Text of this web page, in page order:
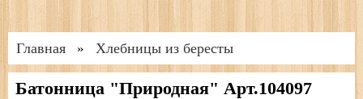
Главная » Хлебницы из бересты
Батонница "Природная" Арт.104097